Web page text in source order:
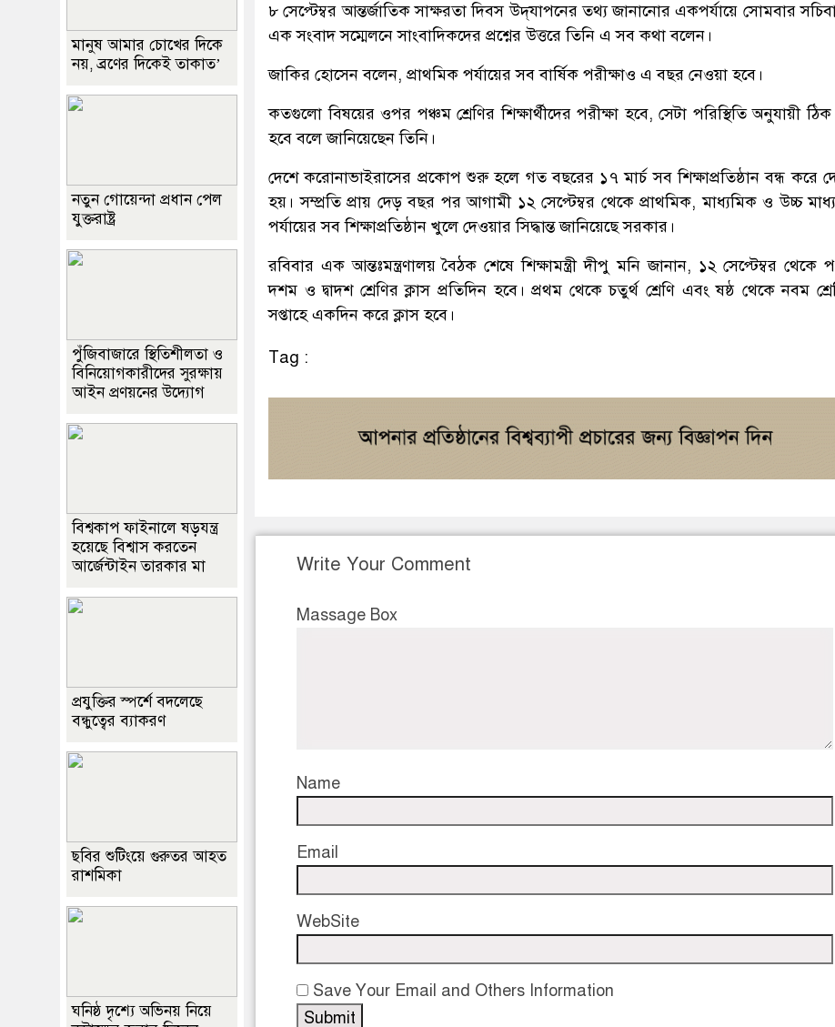
৮ সেপ্টেম্বর আন্তর্জাতিক সাক্ষরতা দিবস উদ্‌যাপনের তথ্য জানানোর একপর্যায়ে সোমবার
এক সংবাদ সম্মেলনে সাংবাদিকদের প্রশ্নের উত্তরে তিনি এ সব কথা বলেন।
জাকির হোসেন বলেন, প্রাথমিক পর্যায়ের সব বার্ষিক পরীক্ষাও এ বছর নেওয়া হবে।
কতগুলো বিষয়ের ওপর পঞ্চম শ্রেণির শিক্ষার্থীদের পরীক্ষা হবে, সেটা পরিস্থিতি অনুযায়ী
হবে বলে জানিয়েছেন তিনি।
দেশে করোনাভাইরাসের প্রকোপ শুরু হলে গত বছরের ১৭ মার্চ সব শিক্ষাপ্রতিষ্ঠান বন্ধ করে
হয়। সম্প্রতি প্রায় দেড় বছর পর আগামী ১২ সেপ্টেম্বর থেকে প্রাথমিক, মাধ্যমিক ও উচ্চ
পর্যায়ের সব শিক্ষাপ্রতিষ্ঠান খুলে দেওয়ার সিদ্ধান্ত জানিয়েছে সরকার।
রবিবার এক আন্তঃমন্ত্রণালয় বৈঠক শেষে শিক্ষামন্ত্রী দীপু মনি জানান, ১২ সেপ্টেম্বর থেকে
দশম ও দ্বাদশ শ্রেণির ক্লাস প্রতিদিন হবে। প্রথম থেকে চতুর্থ শ্রেণি এবং ষষ্ঠ থেকে নবম
সপ্তাহে একদিন করে ক্লাস হবে।
Tag :
Write Your Comment
Massage Box
Name
Email
WebSite
Save Your Email and Others Information
মানুষ আমার চোখের দিকে
নয়, ব্রণের দিকেই তাকাত’
নতুন গোয়েন্দা প্রধান পেল
যুক্তরাষ্ট্র
পুঁজিবাজারে স্থিতিশীলতা ও
বিনিয়োগকারীদের সুরক্ষায়
আইন প্রণয়নের উদ্যোগ
বিশ্বকাপ ফাইনালে ষড়যন্ত্র
হয়েছে বিশ্বাস করতেন
আর্জেন্টাইন তারকার মা
প্রযুক্তির স্পর্শে বদলেছে
বন্ধুত্বের ব্যাকরণ
ছবির শুটিংয়ে গুরুতর আহত
রাশমিকা
ঘনিষ্ঠ দৃশ্যে অভিনয় নিয়ে